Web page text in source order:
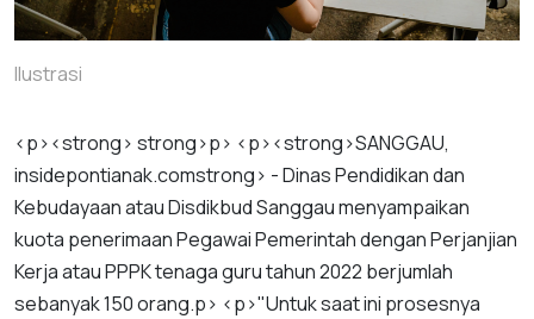
Ilustrasi
<p><strong> strong>p> <p><strong>SANGGAU,
insidepontianak.comstrong> -DinasPendidikandan
KebudayaanatauDisdikbudSanggaumenyampaikan
kuota penerimaanPegawaiPemerintahdenganPerjanjian
KerjaatauPPPKtenagagurutahun2022 berjumlah
sebanyak150orang.p> <p>"Untuksaatini prosesnya